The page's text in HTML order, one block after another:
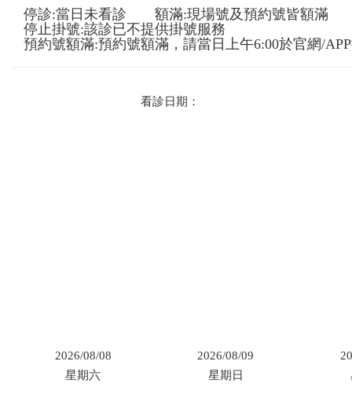
停診:當日未看診 額滿:現場號及預約號皆額滿
停止掛號:該診已不提供掛號服務
預約號額滿:預約號額滿，請當日上午6:00於官網/
看診日期：
2026/08/08
星期六
2026/08/09
星期日